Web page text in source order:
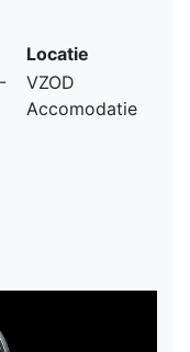
Locatie
VZOD
Accomodatie